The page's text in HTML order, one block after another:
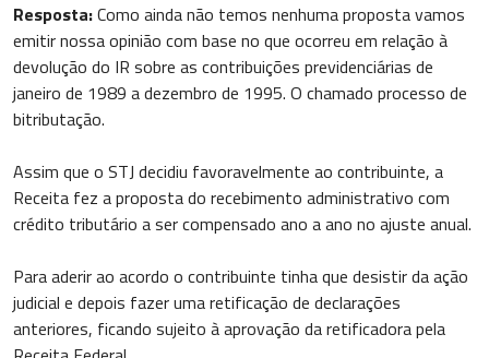
Resposta:Como ainda não temos nenhuma proposta vamos
emitir nossa opinião com base no que ocorreu em relação à
devolução do IR sobre as contribuições previdenciárias de
janeiro de 1989 a dezembro de 1995. O chamado processo de
bitributação.
Assim que o STJ decidiu favoravelmente ao contribuinte, a
Receita fez a proposta do recebimento administrativo com
crédito tributário a ser compensado ano a ano no ajuste anual.
Para aderir ao acordo o contribuinte tinha que desistir da ação
judicial e depois fazer uma retificação de declarações
anteriores, ficando sujeito à aprovação da retificadora pela